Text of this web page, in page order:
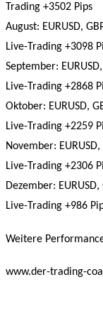
Trading +3502 Pips
August: EURUSD,
Live-Trading +3098
September:
Live-Trading +2868
Oktober: EURUSD,
Live-Trading +2259
November:
Live-Trading +2306
Dezember:
Live-Trading +986
Weitere
www.der-trading-